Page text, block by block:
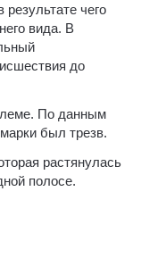
чего
вида. В
до
По данным
был трезв.
растянулась
полосе.